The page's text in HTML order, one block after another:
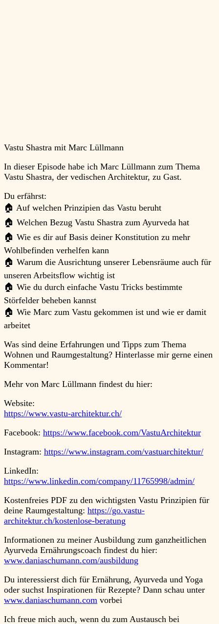
Vastu Shastra mit Marc Lüllmann
In dieser Episode habe ich Marc Lüllmann zum Thema
Vastu Shastra, der vedischen Architektur, zu Gast.
Du erfährst:
🏠 Auf welchen Prinzipien das Vastu beruht
🏠 Welchen Bezug Vastu Shastra zum Ayurveda hat
🏠 Wie es dir auf Basis deiner Konstitution zu mehr
Wohlbefinden verhelfen kann
🏠 Warum die Ausrichtung unserer Lebensräume auch für
unseren Arbeitsflow wichtig ist
🏠 Wie du durch einfache Vastu Tricks bestimmte
Störfelder beheben kannst
🏠 Wie Marc zum Vastu gekommen ist und wie er damit
arbeitet
Was sind deine Erfahrungen und Tipps zum Thema
Wohnen und Raumgestaltung? Hinterlasse mir gerne einen
Kommentar!
Mehr von Marc Lüllmann findest du hier:
Website:
https://www.vastu-architektur.ch/
Facebook: https://www.facebook.com/VastuArchitektur
Instagram: https://www.instagram.com/vastuarchitektur/
LinkedIn:
https://www.linkedin.com/company/11765998/admin/
Kostenfreies PDF zu den wichtigsten Vastu Prinzipien für
deine Raumgestaltung: https://go.vastu-
architektur.ch/kostenlose-beratung
Informationen zu meiner Ausbildung zum ganzheitlichen
Ayurveda Ernährungscoach findest du hier:
www.daniaschumann.com/ausbildung
Du interessierst dich für Ernährung, Ayurveda und Yoga
oder suchst Inspirationen für Rezepte? Dann schau unter
www.daniaschumann.com vorbei
Ich freue mich auch, wenn du zum Austausch bei